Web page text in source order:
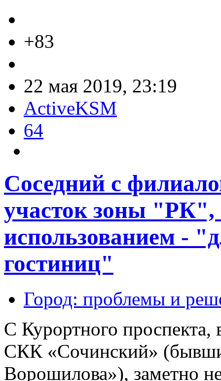
+83
22 мая 2019, 23:19
ActiveKSM
64
Соседний с
участок зоны
использованием -
гостиниц"
Город: проблемы и
С Курортного проспекта,
СКК «Сочинский»
Ворошилова»), заметно